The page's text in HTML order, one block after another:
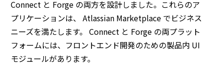
Connect と Forge の両方を設計しました。これらのア
プリケーションは、 Atlassian Marketplace でビジネス
ニーズを満たします。 Connect と Forge の両プラット
フォームには、フロントエンド開発のための製品内 UI
モジュールがあります。